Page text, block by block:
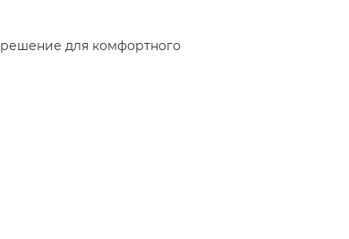
решение для комфортного